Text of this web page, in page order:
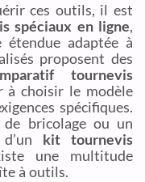
ces outils, il est
spéciaux en ligne,
adaptée à
proposent des
tournevis
à choisir le modèle
spécifiques.
de bricolage ou un
kit tournevis
une multitude
à outils.